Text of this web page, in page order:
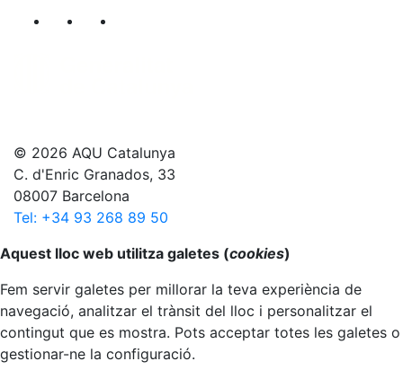
Segueix-nos al nostre canal de Twitter
© 2026 AQU Catalunya
C. d'Enric Granados, 33
08007 Barcelona
Tel: +34 93 268 89 50
Anar al principi
Aquest lloc web utilitza galetes (cookies)
Fem servir galetes per millorar la teva experiència de
navegació, analitzar el trànsit del lloc i personalitzar el
contingut que es mostra. Pots acceptar totes les galetes o
gestionar-ne la configuració.